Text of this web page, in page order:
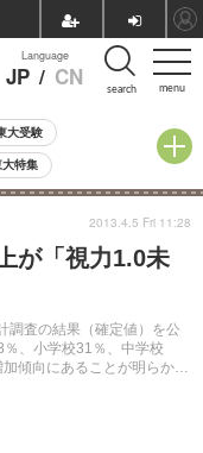
menu
Language
JP / CN search
大受験
特集
小学校受験
人気記事
け）
が「視力1.0未
査の結果（確定値）を公
、小学校31％、中学校
傾向にあることが明らかに
2013.4.5 Fri 11:28